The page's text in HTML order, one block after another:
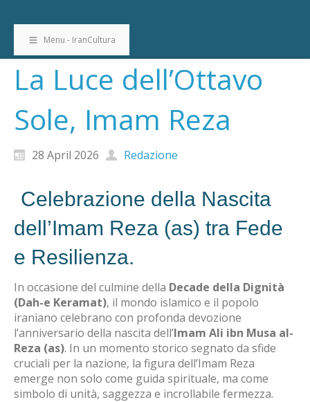
Menu - IranCultura
La Luce dell’Ottavo
Sole, Imam Reza
28 April 2026 Redazione
Celebrazione della Nascita
dell’Imam Reza (as) tra Fede
e Resilienza.
In occasione del culmine della Decade della Dignità
(Dah-e Keramat), il mondo islamico e il popolo
iraniano celebrano con profonda devozione
l’anniversario della nascita dell’Imam Ali ibn Musa al-
Reza (as). In un momento storico segnato da sfide
cruciali per la nazione, la figura dell’Imam Reza
emerge non solo come guida spirituale, ma come
simbolo di unità, saggezza e incrollabile fermezza.